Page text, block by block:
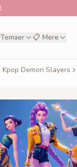
Temaer 📋 Mere
Kpop Demon Slayers